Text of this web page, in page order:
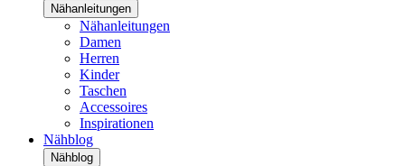
Nähanleitungen
Nähanleitungen
Damen
Herren
Kinder
Taschen
Accessoires
Inspirationen
Nähblog
Nähblog